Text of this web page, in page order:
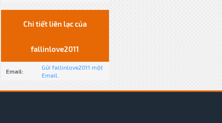
Chi tiết liên lạc của
fallinlove2011
Email:
Gửi fallinlove2011 một
Email.